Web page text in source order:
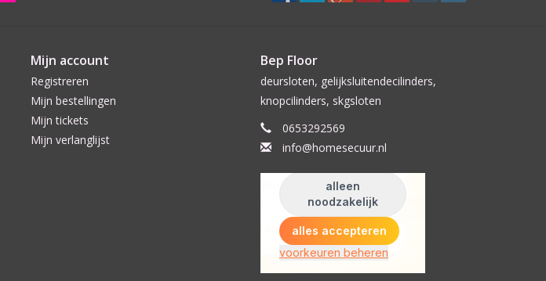
Mijn account
Registreren
Mijn bestellingen
Mijn tickets
Mijn verlanglijst
Bep Floor
deursloten, gelijksluitendecilinders,
knopcilinders, skgsloten
0653292569
info@homesecuur.nl